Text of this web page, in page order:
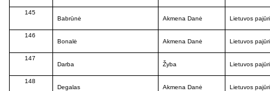
145
Babrūnė
Akmena Danė Lietuvos
146
Bonalė
Akmena Danė Lietuvos
147
Darba
Žyba Lietuvos
148
Degalas
Akmena Danė Lietuvos